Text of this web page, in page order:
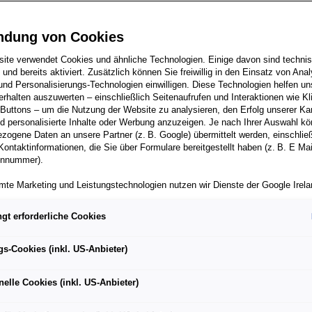
vollelektrisches Freizeitmobil die California-Modelle von
erweitern
als Fertigungsstandort für erste Fahrzeuge aus Artemis
für Bentley bestätigt
„Wir bauen Hannover zum Mehrmarken- und
aus”
und Arbeitnehmervertretung unterschriebene
betriebsbedingte Kündigungen bis Ende 2029 aus
von Cookies
verwendet Cookies und ähnliche Technologien. Einige davon sind
und bereits aktiviert. Zusätzlich können Sie freiwillig in den Einsatz von
Personalisierungs-Technologien einwilligen. Diese Technologien helfen
auszuwerten – einschließlich Seitenaufrufen und Interaktionen wie
– um die Nutzung der Website zu analysieren, den Erfolg unserer
personalisierte Inhalte oder Werbung anzuzeigen. Je nach Ihrer Auswahl
Daten an unsere Partner (z. B. Google) übermittelt werden,
die Sie über Formulare bereitgestellt haben (z. B. E
Marketing und Leistungstechnologien nutzen wir Dienste der Google
Datenschutzniveau; staatliche Zugriffe und eingeschränkte
können nicht ausgeschlossen werden. Die Übermittlung
einen personalisierten Link auf unsere Website gelangen und Marketing
von dem Ihnen zugeordneten Händler bzw. im Falle eines Porsche
erforderliche Cookies
Cookies (inkl. US-Anbieter)
Cookies (inkl. US-Anbieter)